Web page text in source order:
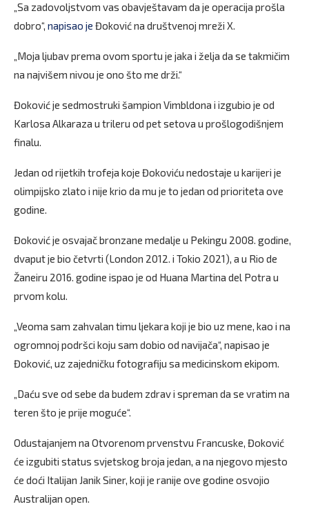
„Sa zadovoljstvom vas obavještavam da je operacija prošla
dobro“, napisao je Đoković na društvenoj mreži X.
„Moja ljubav prema ovom sportu je jaka i želja da se takmičim
na najvišem nivou je ono što me drži.“
Đoković je sedmostruki šampion Vimbldona i izgubio je od
Karlosa Alkaraza u trileru od pet setova u prošlogodišnjem
finalu.
Jedan od rijetkih trofeja koje Đokoviću nedostaje u karijeri je
olimpijsko zlato i nije krio da mu je to jedan od prioriteta ove
godine.
Đoković je osvajač bronzane medalje u Pekingu 2008. godine,
dvaput je bio četvrti (London 2012. i Tokio 2021), a u Rio de
Žaneiru 2016. godine ispao je od Huana Martina del Potra u
prvom kolu.
„Veoma sam zahvalan timu ljekara koji je bio uz mene, kao i na
ogromnoj podršci koju sam dobio od navijača“, napisao je
Đoković, uz zajedničku fotografiju sa medicinskom ekipom.
„Daću sve od sebe da budem zdrav i spreman da se vratim na
teren što je prije moguće“.
Odustajanjem na Otvorenom prvenstvu Francuske, Đoković
će izgubiti status svjetskog broja jedan, a na njegovo mjesto
će doći Italijan Janik Siner, koji je ranije ove godine osvojio
Australijan open.